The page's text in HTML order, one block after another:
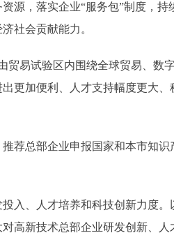
源，落实企业“服务包”制度，持
社会贡献能力。
贸易试验区内围绕全球贸易、数
更加便利、人才支持幅度更大、
荐总部企业申报国家和本市知识
入、人才培养和科技创新力度。
高新技术总部企业研发创新、人